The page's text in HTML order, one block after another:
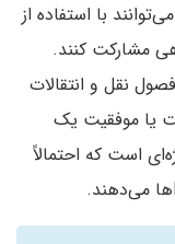
با استفاده از
مشارکت کنند.
نقل و انتقالات
یا موفقیت یک
است که احتمالاً